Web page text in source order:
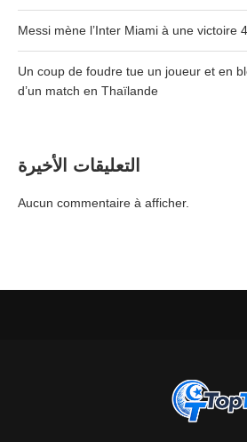
Messi mène l’Inter Miami à une victoire
Un coup de foudre tue un joueur et en
d’un match en Thaïlande
التعليقات الأخيرة
Aucun commentaire à afficher.